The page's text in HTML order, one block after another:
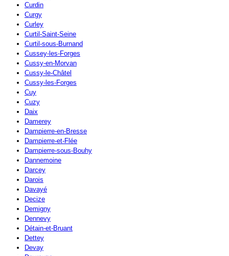
Curdin
Curgy
Curley
Curtil-Saint-Seine
Curtil-sous-Burnand
Cussey-les-Forges
Cussy-en-Morvan
Cussy-le-Châtel
Cussy-les-Forges
Cuy
Cuzy
Daix
Damerey
Dampierre-en-Bresse
Dampierre-et-Flée
Dampierre-sous-Bouhy
Dannemoine
Darcey
Darois
Davayé
Decize
Demigny
Dennevy
Détain-et-Bruant
Dettey
Devay